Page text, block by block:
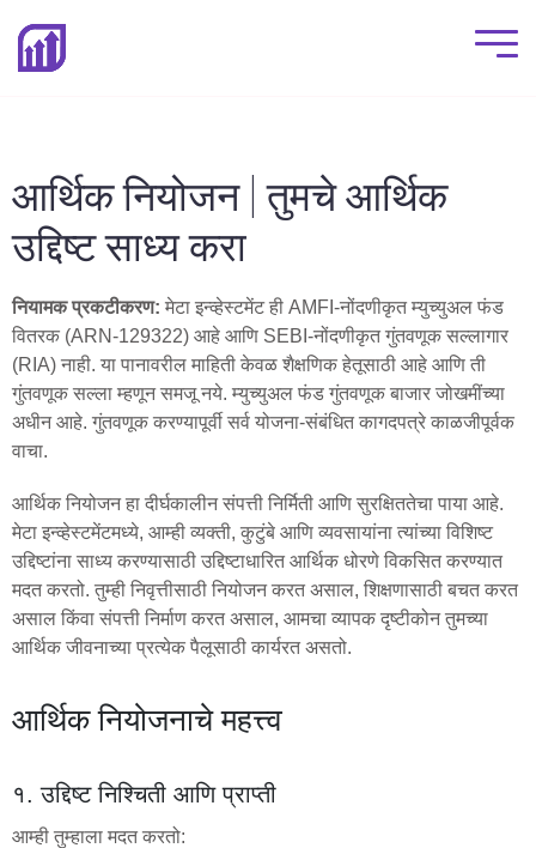
आर्थिक नियोजन | तुमचे आर्थिक
उद्दिष्ट साध्य करा
नियामक प्रकटीकरण: मेटा इन्व्हेस्टमेंट ही AMFI-नोंदणीकृत म्युच्युअल फंड
वितरक (ARN-129322) आहे आणि SEBI-नोंदणीकृत गुंतवणूक सल्लागार
(RIA) नाही. या पानावरील माहिती केवळ शैक्षणिक हेतूसाठी आहे आणि ती
गुंतवणूक सल्ला म्हणून समजू नये. म्युच्युअल फंड गुंतवणूक बाजार जोखमींच्या
अधीन आहे. गुंतवणूक करण्यापूर्वी सर्व योजना-संबंधित कागदपत्रे काळजीपूर्वक
वाचा.
आर्थिक नियोजन हा दीर्घकालीन संपत्ती निर्मिती आणि सुरक्षिततेचा पाया आहे.
मेटा इन्व्हेस्टमेंटमध्ये, आम्ही व्यक्ती, कुटुंबे आणि व्यवसायांना त्यांच्या विशिष्ट
उद्दिष्टांना साध्य करण्यासाठी उद्दिष्टाधारित आर्थिक धोरणे विकसित करण्यात
मदत करतो. तुम्ही निवृत्तीसाठी नियोजन करत असाल, शिक्षणासाठी बचत करत
असाल किंवा संपत्ती निर्माण करत असाल, आमचा व्यापक दृष्टीकोन तुमच्या
आर्थिक जीवनाच्या प्रत्येक पैलूसाठी कार्यरत असतो.
आर्थिक नियोजनाचे महत्त्व
१. उद्दिष्ट निश्चिती आणि प्राप्ती
आम्ही तुम्हाला मदत करतो: